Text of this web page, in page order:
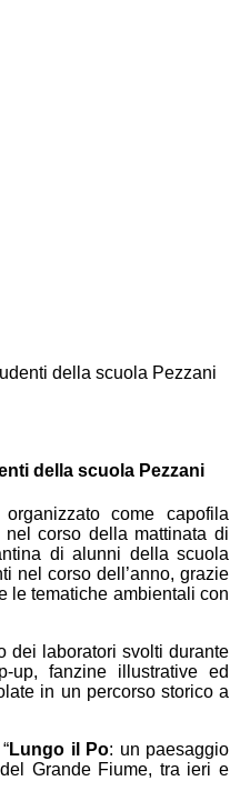
della scuola Pezzani
della scuola Pezzani
come capofila
nel corso della mattinata di
di alunni della scuola
nel corso dell’anno, grazie
le tematiche ambientali con
dei laboratori svolti durante
up, fanzine illustrative ed
in un percorso storico a
Lungo il Po: un paesaggio
Grande Fiume, tra ieri e